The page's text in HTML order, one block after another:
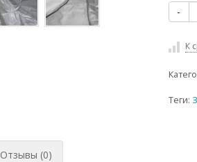
-
К
Теги:
Отзывы (0)